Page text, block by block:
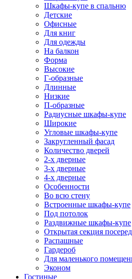
Шкафы-купе в спальню
Детские
Офисные
Для книг
Для одежды
На балкон
Форма
Высокие
Г-образные
Длинные
Низкие
П-образные
Радиусные шкафы-купе
Широкие
Угловые шкафы-купе
Закругленный фасад
Количество дверей
2-х дверные
3-х дверные
4-х дверные
Особенности
Во всю стену
Встроенные шкафы-купе
Под потолок
Раздвижные шкафы-купе
Открытая секция
Распашные
Гардероб
Для маленького
Эконом
Гостиные